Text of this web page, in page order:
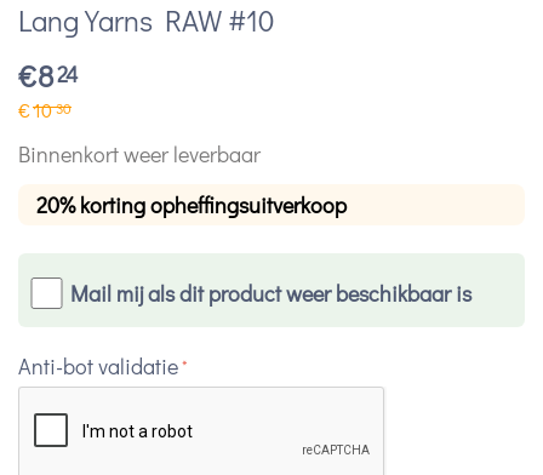
Lang Yarns RAW #10
€824
€1030
Binnenkort weer leverbaar
20% korting opheffingsuitverkoop
Mail mij als dit product weer beschikbaar is
Anti-bot validatie